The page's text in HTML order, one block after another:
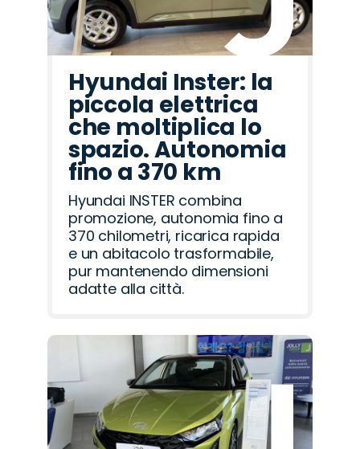
Hyundai Inster: la
piccola elettrica
che moltiplica lo
spazio. Autonomia
fino a 370 km
Hyundai INSTER combina
promozione, autonomia fino a
370 chilometri, ricarica rapida
e un abitacolo trasformabile,
pur mantenendo dimensioni
adatte alla città.